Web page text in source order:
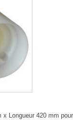
Longueur 420 mm pour